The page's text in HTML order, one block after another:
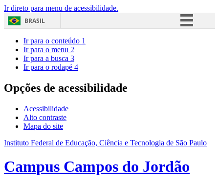
Ir direto para menu de acessibilidade.
BRASIL
Acesso à informação
Ir para o conteúdo 1
Ir para o menu 2
Ir para a busca 3
Ir para o rodapé 4
Opções de acessibilidade
Acessibilidade
Alto contraste
Mapa do site
Instituto Federal de Educação, Ciência e Tecnologia de São Paulo
Campus Campos do Jordão